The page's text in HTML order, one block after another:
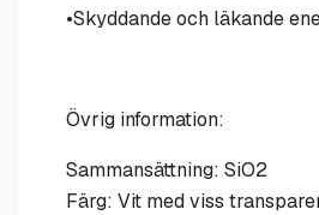
•Skyddande och läkande
Övrig information:
Sammansättning: SiO2
Färg: Vit med viss